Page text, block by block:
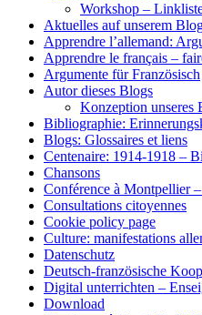
Workshop –
Aktuelles auf unserem
Apprendre l’allemand:
Apprendre le français –
Argumente für Französisch
Autor dieses Blogs
Konzeption
Bibliographie:
Blogs: Glossaires et liens
Centenaire: 1914-1918 –
Chansons
Conférence à Montpellier
Consultations citoyennes
Cookie policy page
Culture: manifestations
Datenschutz
Deutsch-französische
Digital unterrichten –
Download